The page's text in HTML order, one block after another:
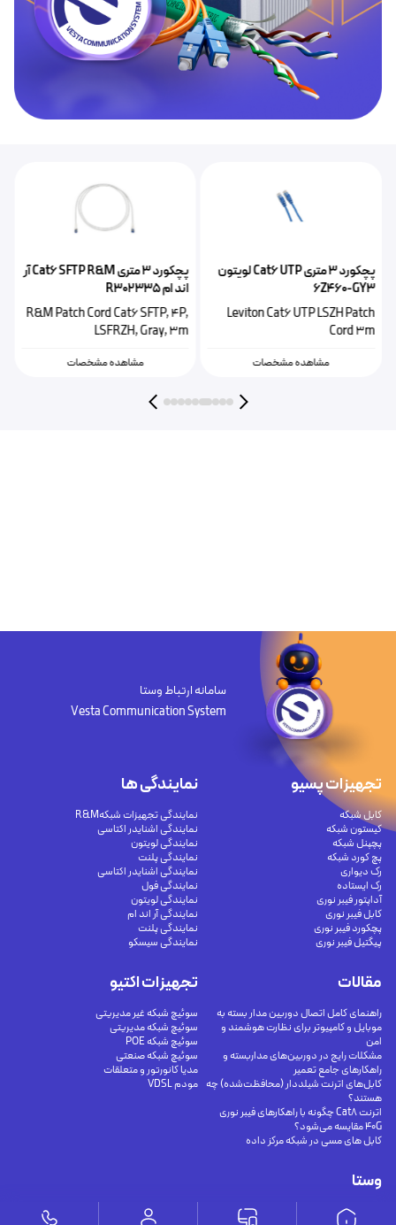
پچکورد ۳ متری Cat6 UTP لویتون
6Z460-GY3
Leviton Cat6 UTP LSZH Patch
Cord 3m
مشاهده مشخصات
پچکورد ۳ متری Cat6 SFTP R&M آر
اند ام R302335
R&M Patch Cord Cat6 SFTP, 4P,
LSFRZH, Gray, 3m
مشاهده مشخصات
سامانه ارتباط وستا
Vesta Communication System
وستا
ارتباط با ما
تجهیزات پسیو
کابل شبکه
کیستون شبکه
پچپنل شبکه
پچ کورد شبکه
رک دیواری
رک ایستاده
آداپتور فیبر نوری
کابل فیبر نوری
پچکورد فیبر نوری
پیگتیل فیبر نوری
تجهیزات اکتیو
سوئیچ شبکه غیر مدیریتی
سوئیچ شبکه مدیریتی
سوئیچ شبکه POE
سوئیچ شبکه صنعتی
مدیا کانورتور و متعلقات
مودم VDSL
نمایندگی ها
نمایندگی تجهیزات شبکهR&M
نمایندگی اشنایدر اکتاسی
نمایندگی لویتون
نمایندگی پلنت
نمایندگی اشنایدر اکتاسی
نمایندگی فول
نمایندگی لویتون
نمایندگی آر اند ام
نمایندگی پلنت
نمایندگی سیسکو
مقالات
راهنمای کامل اتصال دوربین مدار بسته به
موبایل و کامپیوتر برای نظارت هوشمند و
امن
مشکلات رایج در دوربین‌های مداربسته و
راهکارهای جامع تعمیر
کابل‌های اترنت شیلددار (محافظت‌شده) چه
هستند؟
اترنت Cat8 چگونه با راهکارهای فیبر نوری
40G مقایسه می‌شود؟
کابل های مسی در شبکه مرکز داده